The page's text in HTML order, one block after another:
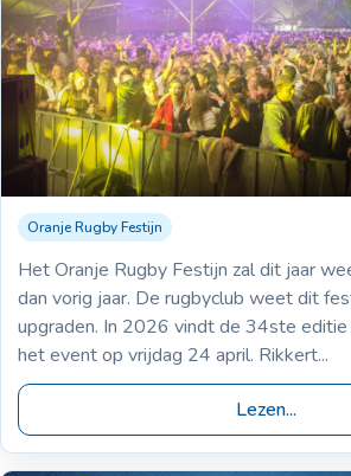
Oranje Rugby Festijn
populair
Oranje Rugby Festijn
Het Oranje Rugby Festijn zal dit jaar
dan vorig jaar. De rugbyclub weet dit
upgraden. In 2026 vindt de 34ste
het event op vrijdag 24 april. Rikkert...
Lezen...